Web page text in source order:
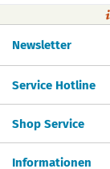
Newsletter
Service Hotline
Shop Service
Informationen